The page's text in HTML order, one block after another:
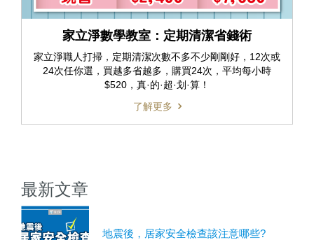
家立淨數學教室：定期清潔省錢術
家立淨職人打掃，定期清潔次數不多不少剛剛好，12次或
24次任你選，買越多省越多，購買24次，平均每小時
$520，真·的·超·划·算！
了解更多
最新文章
地震後，居家安全檢查該注意哪些?